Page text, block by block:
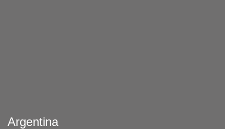
Argentina